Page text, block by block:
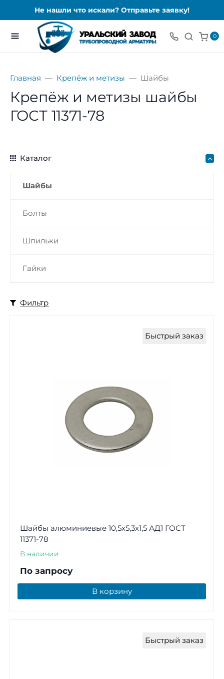
Не нашли что искали? Отправьте заявку!
0
Главная Крепёж и метизы Шайбы
Крепёж и метизы шайбы
ГОСТ 11371-78
Каталог
Шайбы
Болты
Шпильки
Гайки
Фильтр
Быстрый заказ
Шайбы алюминиевые 10,5х5,3х1,5 АД1 ГОСТ
11371-78
В наличии
По запросу
В корзину
Быстрый заказ